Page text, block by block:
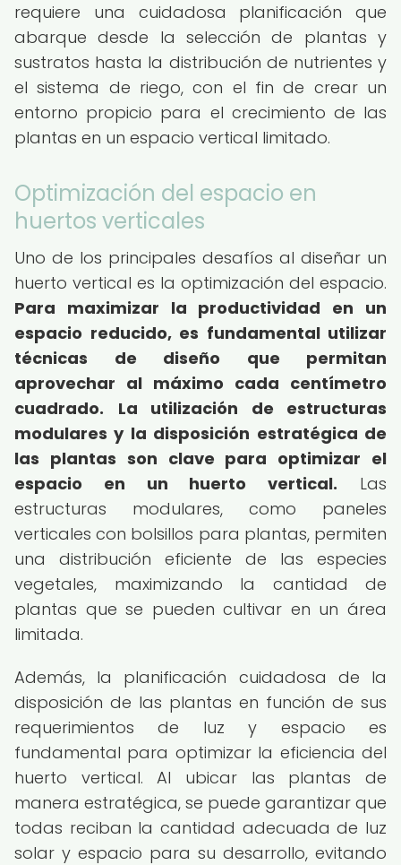
requiere una cuidadosa planificación que
abarque desde la selección de plantas y
sustratos hasta la distribución de nutrientes y
el sistema de riego, con el fin de crear un
entorno propicio para el crecimiento de las
plantas en un espacio vertical limitado.
Optimización del espacio en
huertos verticales
Uno de los principales desafíos al diseñar un
huerto vertical es la optimización del espacio.
Para maximizar la productividad en un
espacio reducido, es fundamental utilizar
técnicas de diseño que permitan
aprovechar al máximo cada centímetro
cuadrado.
La utilización de estructuras
modulares y la disposición estratégica de
las plantas son clave para optimizar el
espacio en un huerto vertical. Las
estructuras modulares, como paneles
verticales con bolsillos para plantas, permiten
una distribución eficiente de las especies
vegetales, maximizando la cantidad de
plantas que se pueden cultivar en un área
limitada.
Además, la planificación cuidadosa de la
disposición de las plantas en función de sus
requerimientos de luz y espacio es
fundamental para optimizar la eficiencia del
huerto vertical. Al ubicar las plantas de
manera estratégica, se puede garantizar que
todas reciban la cantidad adecuada de luz
solar y espacio para su desarrollo, evitando